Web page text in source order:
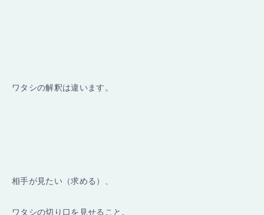
ワタシの解釈は違います。
相手が見たい（求める）、
ワタシの切り口を見せること。